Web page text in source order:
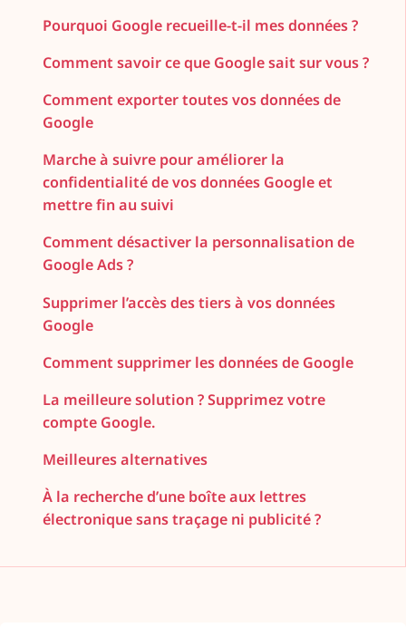
Pourquoi Google recueille-t-il mes données ?
Comment savoir ce que Google sait sur vous ?
Comment exporter toutes vos données de
Google
Marche à suivre pour améliorer la
confidentialité de vos données Google et
mettre fin au suivi
Comment désactiver la personnalisation de
Google Ads ?
Supprimer l’accès des tiers à vos données
Google
Comment supprimer les données de Google
La meilleure solution ? Supprimez votre
compte Google.
Meilleures alternatives
À la recherche d’une boîte aux lettres
électronique sans traçage ni publicité ?